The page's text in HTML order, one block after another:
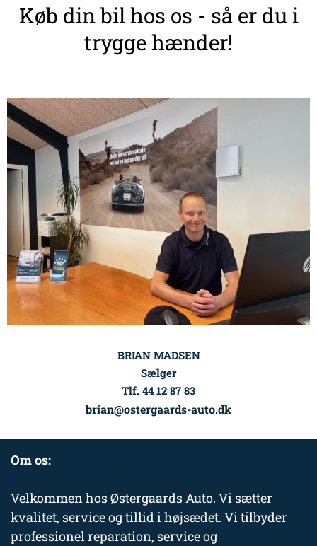
Køb din bil hos os - så er du i
trygge hænder!
BRIAN MADSEN
Sælger
Tlf. 44 12 87 83
brian@ostergaards-auto.dk
Om os:
Velkommen hos Østergaards Auto. Vi sætter
kvalitet, service og tillid i højsædet. Vi tilbyder
professionel reparation, service og